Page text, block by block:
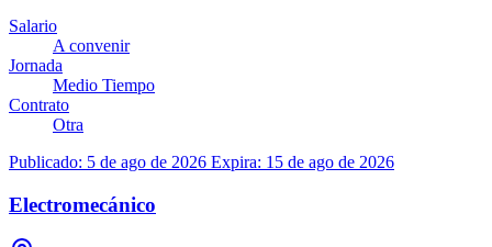
Salario
A convenir
Jornada
Medio Tiempo
Contrato
Otra
Publicado: 5 de ago de 2026 Expira: 15 de ago de 2026
Electromecánico